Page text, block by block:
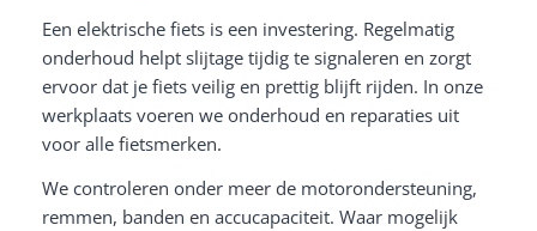
Een elektrische fiets is een investering. Regelmatig
onderhoud helpt slijtage tijdig te signaleren en zorgt
ervoor dat je fiets veilig en prettig blijft rijden. In onze
werkplaats voeren we onderhoud en reparaties uit
voor alle fietsmerken.
We controleren onder meer de motorondersteuning,
remmen, banden en accucapaciteit. Waar mogelijk